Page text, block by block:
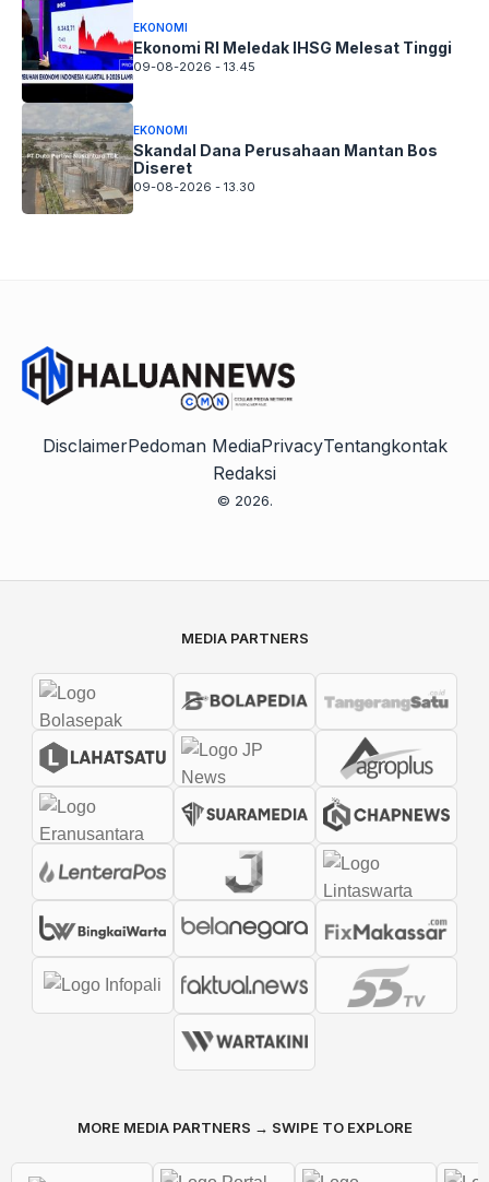
EKONOMI
Ekonomi RI Meledak IHSG Melesat Tinggi
09-08-2026 - 13.45
EKONOMI
Skandal Dana Perusahaan Mantan Bos
Diseret
09-08-2026 - 13.30
DisclaimerPedoman MediaPrivacyTentangkontak
Redaksi
© 2026.
MEDIA PARTNERS
MORE MEDIA PARTNERS → SWIPE TO EXPLORE